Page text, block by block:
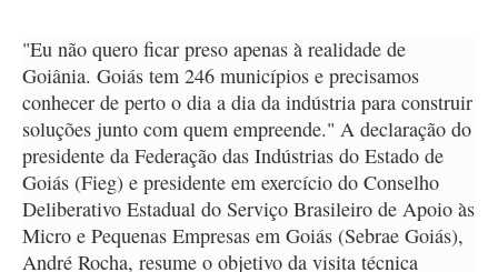
"Eu não quero ficar preso apenas à realidade de
Goiânia. Goiás tem 246 municípios e precisamos
conhecer de perto o dia a dia da indústria para construir
soluções junto com quem empreende." A declaração do
presidente da Federação das Indústrias do Estado de
Goiás (Fieg) e presidente em exercício do Conselho
Deliberativo Estadual do Serviço Brasileiro de Apoio às
Micro e Pequenas Empresas em Goiás (Sebrae Goiás),
André Rocha, resume o objetivo da visita técnica